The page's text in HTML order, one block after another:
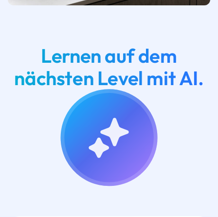
Lernen auf dem
nächsten Level mit AI.